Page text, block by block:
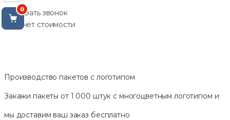
Заказать звонок
Расчёт стоимости
0
Производство пакетов с логотипом
Закажи пакеты от 1 000 штук с многоцветным логотипом и
мы доставим ваш заказ бесплатно